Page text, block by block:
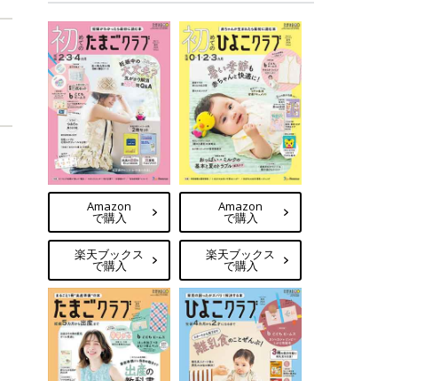
Amazon
で購入
楽天ブックス
で購入
Amazon
で購入
楽天ブックス
で購入